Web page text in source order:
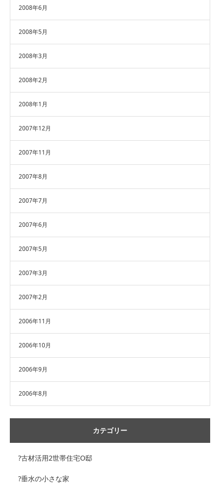
2008年6月
2008年5月
2008年3月
2008年2月
2008年1月
2007年12月
2007年11月
2007年8月
2007年7月
2007年6月
2007年5月
2007年3月
2007年2月
2006年11月
2006年10月
2006年9月
2006年8月
カテゴリー
?古材活用2世帯住宅O邸
?垂水の小さな家